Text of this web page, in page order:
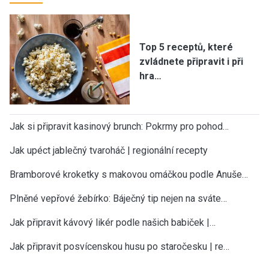
Top 5 receptů, které
zvládnete připravit i při
hra…
Jak si připravit kasinový brunch: Pokrmy pro pohod…
Jak upéct jablečný tvaroháč | regionální recepty
Bramborové kroketky s makovou omáčkou podle Anuše…
Plněné vepřové žebírko: Báječný tip nejen na sváte…
Jak připravit kávový likér podle našich babiček |…
Jak připravit posvícenskou husu po staročesku | re…